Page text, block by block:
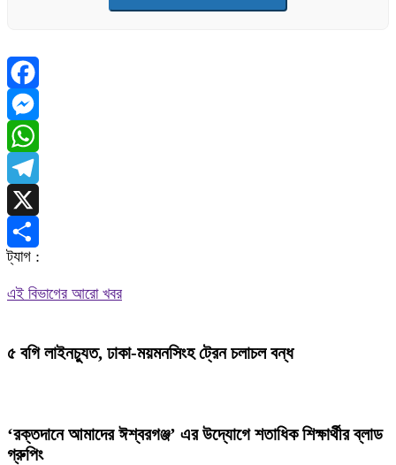
Facebook
Messenger
WhatsApp
Telegram
X
Share
ট্যাগ :
এই বিভাগের আরো খবর
৫ বগি লাইনচ্যুত, ঢাকা-ময়মনসিংহ ট্রেন চলাচল বন্ধ
‘রক্তদানে আমাদের ঈশ্বরগঞ্জ’ এর উদ্যোগে শতাধিক শিক্ষার্থীর ব্লাড
গ্রুপিং